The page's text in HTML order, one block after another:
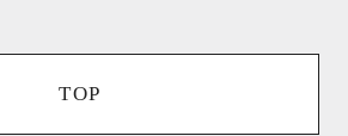
TOP